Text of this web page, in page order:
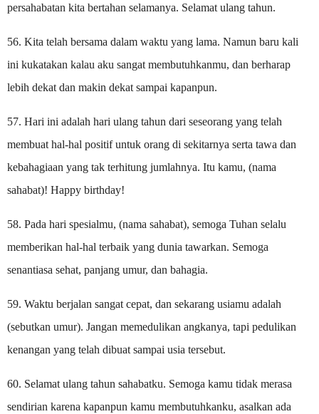
persahabatan kita bertahan selamanya. Selamat ulang tahun.
56. Kita telah bersama dalam waktu yang lama. Namun baru kali
ini kukatakan kalau aku sangat membutuhkanmu, dan berharap
lebih dekat dan makin dekat sampai kapanpun.
57. Hari ini adalah hari ulang tahun dari seseorang yang telah
membuat hal-hal positif untuk orang di sekitarnya serta tawa dan
kebahagiaan yang tak terhitung jumlahnya. Itu kamu, (nama
sahabat)! Happy birthday!
58. Pada hari spesialmu, (nama sahabat), semoga Tuhan selalu
memberikan hal-hal terbaik yang dunia tawarkan. Semoga
senantiasa sehat, panjang umur, dan bahagia.
59. Waktu berjalan sangat cepat, dan sekarang usiamu adalah
(sebutkan umur). Jangan memedulikan angkanya, tapi pedulikan
kenangan yang telah dibuat sampai usia tersebut.
60. Selamat ulang tahun sahabatku. Semoga kamu tidak merasa
sendirian karena kapanpun kamu membutuhkanku, asalkan ada